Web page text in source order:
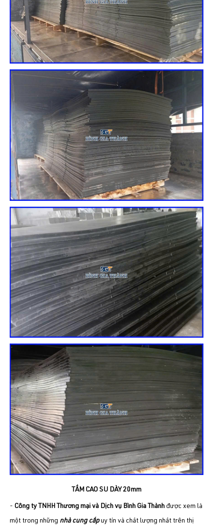
TẤM CAO SU DÀY 20mm
- Công ty TNHH Thương mại và Dịch vụ Bình Gia Thành được xem là
một trong những nhà cung cấpuy tín và chất lượng nhất trên thị